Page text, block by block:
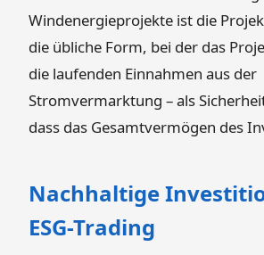
Windenergieprojekte ist die
die übliche Form, bei der das
die laufenden Einnahmen aus der
Stromvermarktung – als
dass das Gesamtvermögen des
Nachhaltige
ESG-Trading